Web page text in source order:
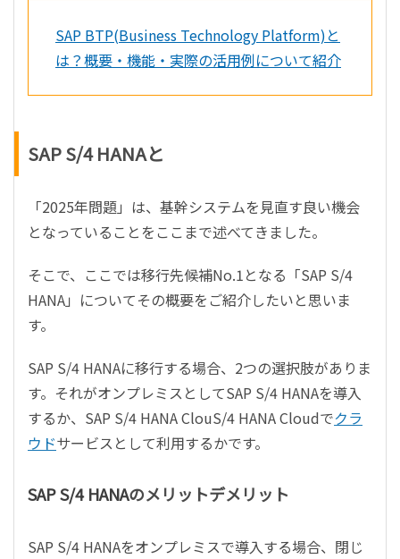
SAP BTP(Business Technology Platform)と
は？概要・機能・実際の活用例について紹介
SAP S/4 HANAと
「2025年問題」は、基幹システムを見直す良い機会
となっていることをここまで述べてきました。
そこで、ここでは移行先候補No.1となる「SAP S/4
HANA」についてその概要をご紹介したいと思いま
す。
SAP S/4 HANAに移行する場合、 2つの選択肢がありま
す。それがオンプレミスとしてSAP S/4 HANAを導入
するか、 SAP S/4 HANA ClouS/4 HANA Cloudでクラ
ウドサービスとして利用するかです。
SAP S/4 HANAのメリットデメリット
SAP S/4 HANAをオンプレミスで導入する場合、閉じ